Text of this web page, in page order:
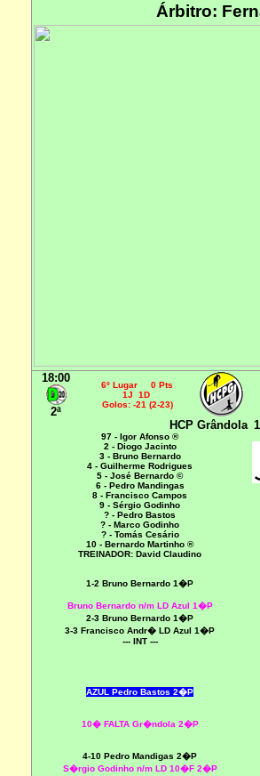
Árbitro:
18:00
2ª
6º Lugar 0 Pts
1J 1D
Golos: -21 (2-23)
HCP Grândola
97 - Igor Afonso ®
2 - Diogo Jacinto
3 - Bruno Bernardo
4 - Guilherme Rodrigues
5 - José Bernardo ©
6 - Pedro Mandingas
8 - Francisco Campos
9 - Sérgio Godinho
? - Pedro Bastos
? - Marco Godinho
? - Tomás Cesário
10 - Bernardo Martinho ®
TREINADOR: David Claudino
1-2 Bruno Bernardo 1�P
Bruno Bernardo n/m LD Azul 1�P
2-3 Bruno Bernardo 1�P
3-3 Francisco Andr� LD Azul 1�P
--- INT ---
AZUL Pedro Bastos 2�P
10� FALTA Gr�ndola 2�P
4-10 Pedro Mandigas 2�P
S�rgio Godinho n/m LD 10�F 2�P